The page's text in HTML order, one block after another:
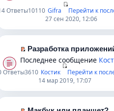
б
е
н
н
м
у
о
щ
е
р
ч
и
н
о
м
в
м
у
п
о
ч
е
т
к
п
е
в
Ответы10110 Gifra
Перейти к
27 сен 2020, 12:06
р
й
т
Разработка
Последнее сообщение
Ответы3610 Костик
Перейти к
14 мар 2019, 17:07